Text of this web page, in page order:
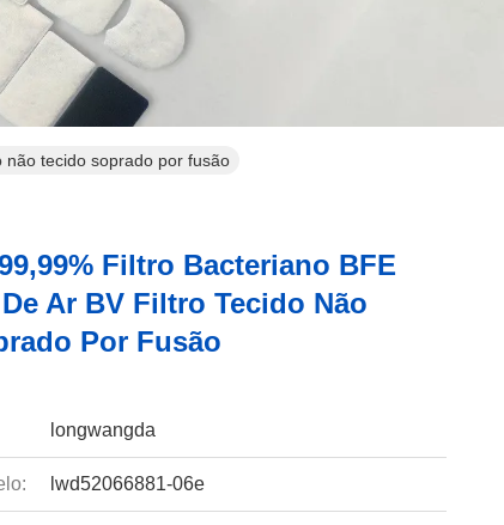
não tecido soprado por fusão
Filtro Bacteriano BFE
Ar BV Filtro Tecido Não
Por Fusão
longwangda
lwd52066881-06e